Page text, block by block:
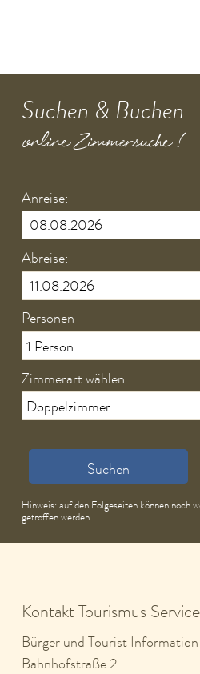
Suchen & Buchen
online Zimmersuche !
Anreise:
Abreise:
Personen
Zimmerart wählen
Suchen
Hinweis: auf den Folgeseiten können noch
getroffen werden.
Kontakt Tourismus Service
Bürger und Tourist Information
Bahnhofstraße 2